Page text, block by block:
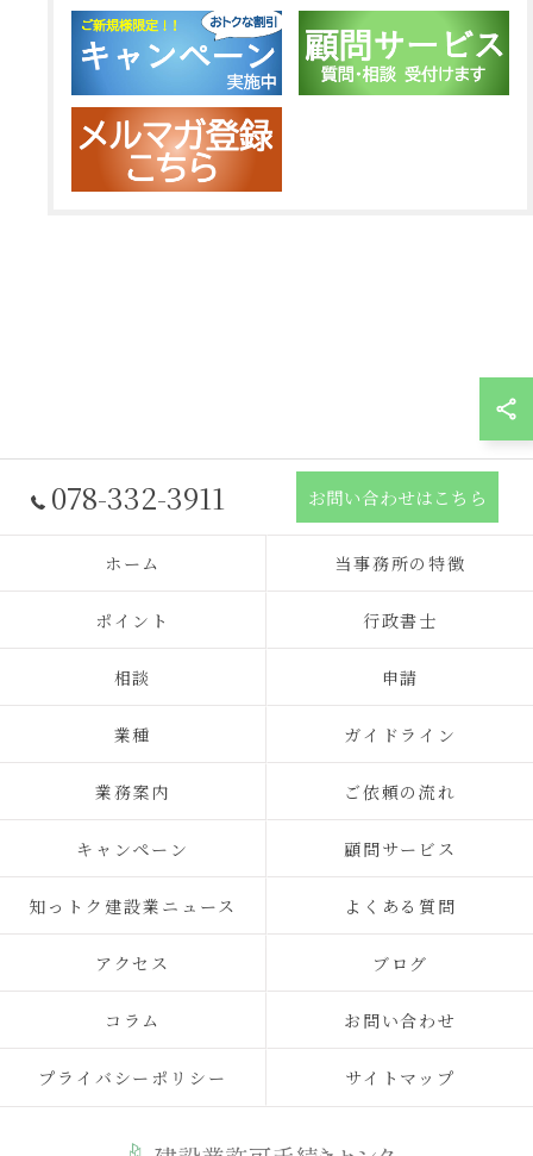
078-332-3911 お問い合わせはこちら
ホーム 当事務所の特徴
ポイント 行政書士
相談 申請
業種 ガイドライン
業務案内 ご依頼の流れ
キャンペーン 顧問サービス
知っトク建設業ニュース よくある質問
アクセス ブログ
コラム お問い合わせ
プライバシーポリシー サイトマップ